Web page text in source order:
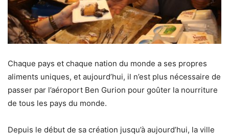
Chaque pays et chaque nation du monde a ses propres
aliments uniques, et aujourd’hui, il n’est plus nécessaire de
passer par l’aéroport Ben Gurion pour goûter la nourriture
de tous les pays du monde.
Depuis le début de sa création jusqu’à aujourd’hui, la ville